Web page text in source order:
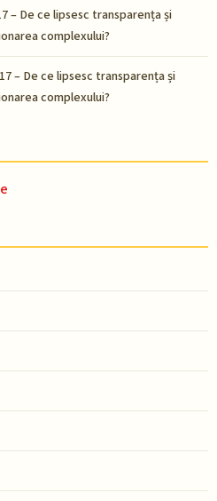
– De ce lipsesc transparența și
complexului?
– De ce lipsesc transparența și
complexului?